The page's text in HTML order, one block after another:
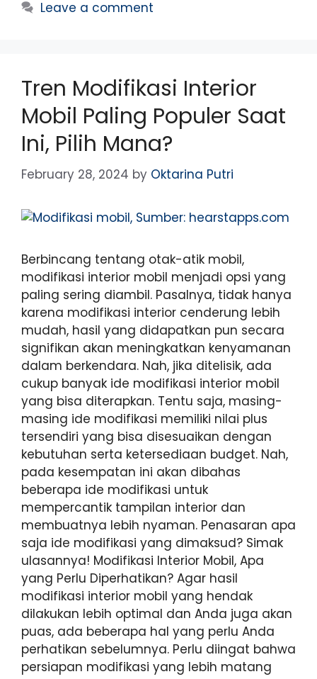
Leave a comment
Tren Modifikasi Interior
Mobil Paling Populer Saat
Ini, Pilih Mana?
February 28, 2024 by Oktarina Putri
Berbincang tentang otak-atik mobil,
modifikasi interior mobil menjadi opsi yang
paling sering diambil. Pasalnya, tidak hanya
karena modifikasi interior cenderung lebih
mudah, hasil yang didapatkan pun secara
signifikan akan meningkatkan kenyamanan
dalam berkendara. Nah, jika ditelisik, ada
cukup banyak ide modifikasi interior mobil
yang bisa diterapkan. Tentu saja, masing-
masing ide modifikasi memiliki nilai plus
tersendiri yang bisa disesuaikan dengan
kebutuhan serta ketersediaan budget. Nah,
pada kesempatan ini akan dibahas
beberapa ide modifikasi untuk
mempercantik tampilan interior dan
membuatnya lebih nyaman. Penasaran apa
saja ide modifikasi yang dimaksud? Simak
ulasannya! Modifikasi Interior Mobil, Apa
yang Perlu Diperhatikan? Agar hasil
modifikasi interior mobil yang hendak
dilakukan lebih optimal dan Anda juga akan
puas, ada beberapa hal yang perlu Anda
perhatikan sebelumnya. Perlu diingat bahwa
persiapan modifikasi yang lebih matang